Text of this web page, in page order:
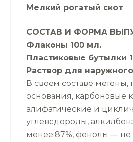
Мелкий рогатый скот
СОСТАВ И ФОРМА
Флаконы 100 мл.
Пластиковые бутылки
Раствор для наружного
В своем составе
основания, карбоновые
алифатические и
углеводороды,
менее 87%, фенолы — не